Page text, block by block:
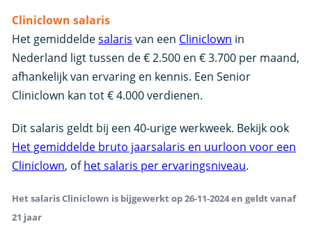
Cliniclown salaris
Het gemiddeldesalaris van een Cliniclown in
Nederland ligt tussen de € 2.500 en € 3.700 per maand,
afhankelijk van ervaring en kennis. Een Senior
Cliniclown kan tot € 4.000 verdienen.
Dit salaris geldt bij een 40-urige werkweek. Bekijk ook
Het gemiddelde bruto jaarsalaris en uurloon voor een
Cliniclown, ofhet salaris per ervaringsniveau.
Het salaris Cliniclown is bijgewerkt op 26-11-2024 en geldt vanaf
21 jaar